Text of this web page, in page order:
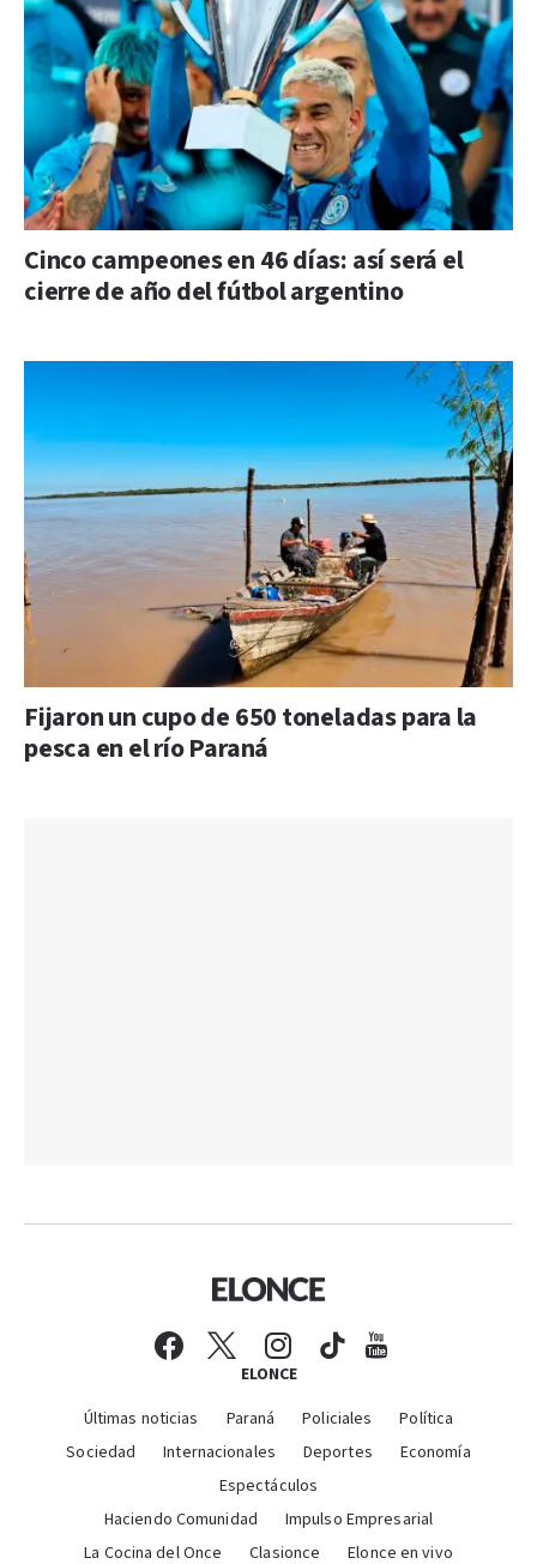
Cinco campeones en 46 días: así será el
cierre de año del fútbol argentino
Fijaron un cupo de 650 toneladas para la
pesca en el río Paraná
ELONCE
Últimas noticias Paraná Policiales
Política
Sociedad
Internacionales Deportes
Economía
Espectáculos
Haciendo Comunidad
Impulso Empresarial
La Cocina del Once
Clasionce Elonce en vivo